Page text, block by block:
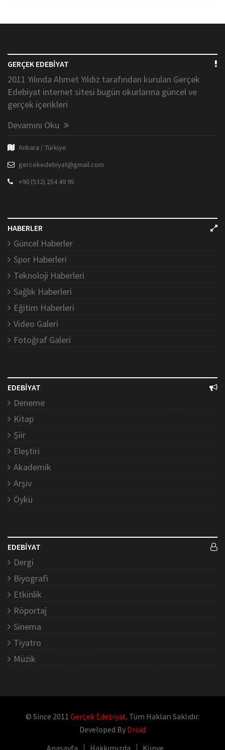
GERÇEK EDEBİYAT
2011 Yılında Ahmet Yıldız tarafından kurulan Gerçek
Edebiyat internet sitesi bugün okurlarına güncel ve
gerçek içerikleri
Devamını Oku
Ankara / Türkiye
gercekedebiyat@gmail.com
+90 (532) 254 49 95
HABERLER
Güncel Haberler
Spor Haberleri
Teknoloji Haberleri
Sağlık Haberleri
Eğitim Haberleri
Video Galeri
Fotoğraf Galeri
EDEBİYAT
Deneme
Kitap
Şiir
Eleştiri
Akademik
Arşiv
Öykü
EDEBİYAT
Dergi
Biyografi
Etkinlik
Röportaj
Sinema
Tiyatro
Müzik
© Since 2011 Gerçek Edebiyat. Tüm Hakları Saklıdır.
Developed By Droid